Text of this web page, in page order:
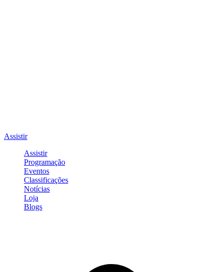
Assistir
Assistir
Programação
Eventos
Classificações
Notícias
Loja
Blogs